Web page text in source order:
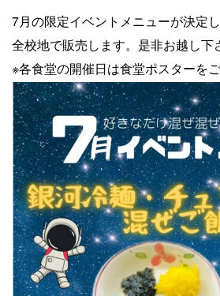
7月の限定イベントメニューが決定し
全校地で販売します。是非お越し下
※各食堂の開催日は食堂ポスターをご